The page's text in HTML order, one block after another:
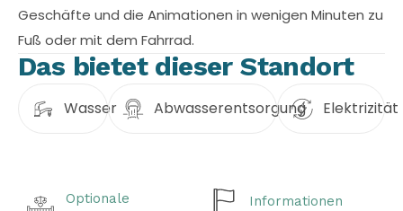
Geschäfte und die Animationen in wenigen Minuten zu
Fuß oder mit dem Fahrrad.
Das bietet dieser Standort
Wasser Abwasserentsorgung Elektrizität
Optionale
Informationen